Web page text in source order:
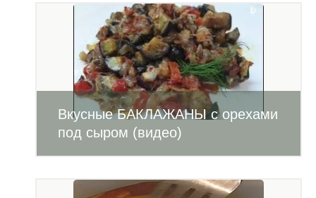
Вкусные БАКЛАЖАНЫ с орехами
под сыром (видео)